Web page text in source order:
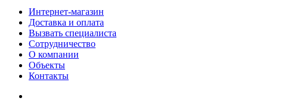
Интернет-магазин
Доставка и оплата
Вызвать специалиста
Сотрудничество
О компании
Объекты
Контакты